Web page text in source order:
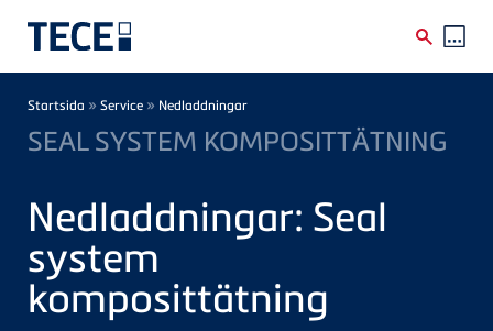
Breadcrumb
Startsida » Service » Nedladdningar
SEAL SYSTEM KOMPOSITTÄTNING
Nedladdningar: Seal
system
komposittätning